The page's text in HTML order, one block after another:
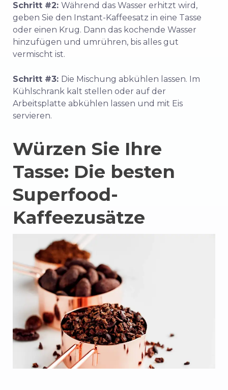
Schritt #2: Während das Wasser erhitzt wird,
geben Sie den Instant-Kaffeesatz in eine Tasse
oder einen Krug. Dann das kochende Wasser
hinzufügen und umrühren, bis alles gut
vermischt ist.
Schritt #3: Die Mischung abkühlen lassen. Im
Kühlschrank kalt stellen oder auf der
Arbeitsplatte abkühlen lassen und mit Eis
servieren.
Würzen Sie Ihre
Tasse: Die besten
Superfood-
Kaffeezusätze